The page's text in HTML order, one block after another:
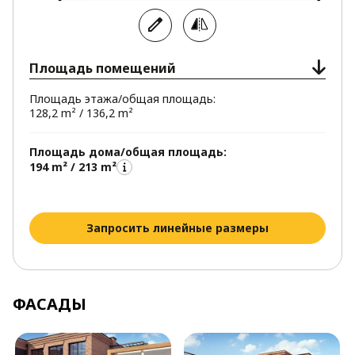
Площадь помещений
Площадь этажа/общая площадь:
128,2 m² / 136,2 m²
Площадь дома/общая площадь:
194 m² / 213 m²
Запросить линейные размеры
ФАСАДЫ